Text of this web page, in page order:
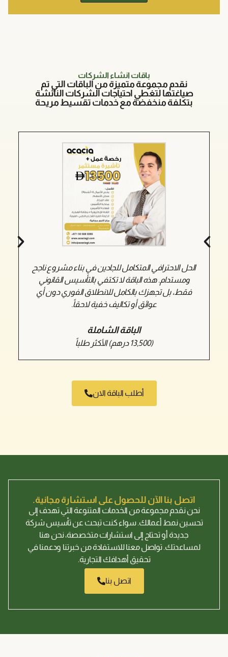
باقات انشاء الشركات
نقدم مجموعة متميزة من الباقات التي تم
صياغتها لتغطي احتياجات الشركات النائشة
بتكلفة منخفضة مع خدمات تقسيط مريحة
الحل الاحترافي المتكامل للجادين في بناء مشروع ناجح
ومستدام. هذه الباقة لا تكتفي بالتأسيس القانوني
فقط، بل تجهزك بالكامل للانطلاق الفوري دون أي
عوائق أو تكاليف خفية لاحقاً.
الباقة الشاملة
(13,500 درهم) الأكثر طلباً
أطلب الباقة الان
اتصل بنا الآن للحصول على استشارة مجانية.
نحن نقدم مجموعة من الخدمات المتنوعة التي تهدف إلى
تحسين نمط أعمالك. سواء كنت تبحث عن تأسيس شركة
جديدة أو تحتاج إلى استشارات متخصصة، نحن هنا
لمساعدتك. تواصل معنا للاستفادة من خبرتنا ودعمنا في
تحقيق أهدافك التجارية.
اتصل بنا